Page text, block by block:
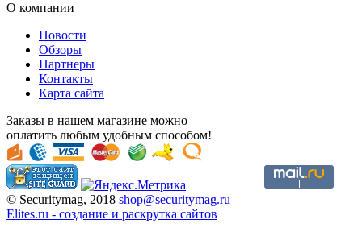
О компании
Новости
Обзоры
Партнеры
Контакты
Карта сайта
Заказы в нашем магазине можно
оплатить любым удобным способом!
© Securitymag, 2018 shop@securitymag.ru
Elites.ru - cоздание и раскрутка сайтов